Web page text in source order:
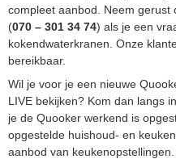
compleet aanbod. Neem gerust
(070 – 301 34 74) als je een
kokendwaterkranen. Onze
bereikbaar.
Wil je voor je een nieuwe
LIVE bekijken? Kom dan langs
je de Quooker werkend is
opgestelde huishoud- en
aanbod van